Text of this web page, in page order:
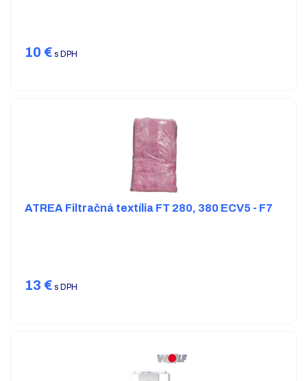
10 € s DPH
ATREA Filtračná textília FT 280, 380 ECV5 - F7
13 € s DPH